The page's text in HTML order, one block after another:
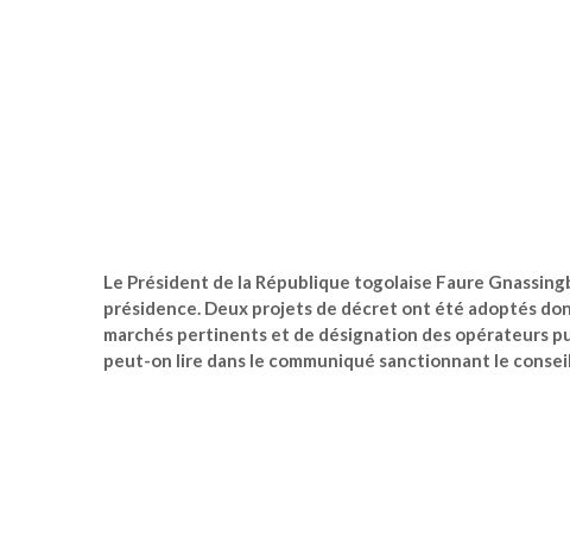
Le Président de la République togolaise Faure
présidence. Deux projets de décret ont été adoptés
marchés pertinents et de désignation des opérateurs
peut-on lire dans le communiqué sanctionnant le